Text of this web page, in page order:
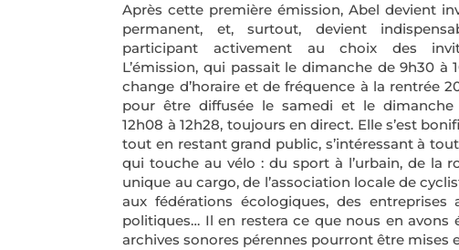
Après cette première émission, Abel devient
permanent, et, surtout, devient
participant activement au choix des
L’émission, qui passait le dimanche de 9h30 à
change d’horaire et de fréquence à la rentrée
pour être diffusée le samedi et le dimanche
12h08 à 12h28, toujours en direct. Elle s’est
tout en restant grand public, s’intéressant à
qui touche au vélo : du sport à l’urbain, de la
unique au cargo, de l’association locale de
aux fédérations écologiques, des entreprises
politiques… Il en restera ce que nous en
archives sonores pérennes pourront être mises